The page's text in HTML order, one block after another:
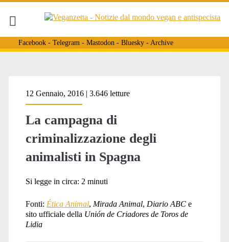
Facebook- Telegram- Mastodon- Bluesky- Archive
Tag:
<span>tauromachia</
12 Gennaio, 2016 | 3.646 letture
La campagna di
criminalizzazione degli
animalisti in Spagna
Si legge in circa: 2 minuti
Fonti: Ética Animal, Mirada Animal, Diario ABCe
sito ufficiale della Unión de Criadores de Toros de
Lidia